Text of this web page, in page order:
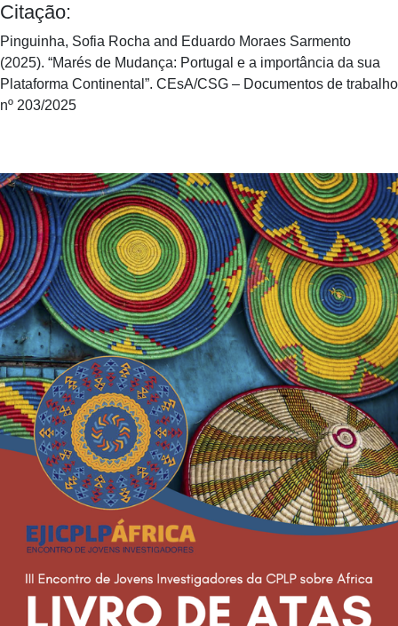
Citação:
Pinguinha, Sofia Rocha and Eduardo Moraes Sarmento
(2025). “Marés de Mudança: Portugal e a importância da sua
Plataforma Continental”. CEsA/CSG – Documentos de trabalho
nº 203/2025